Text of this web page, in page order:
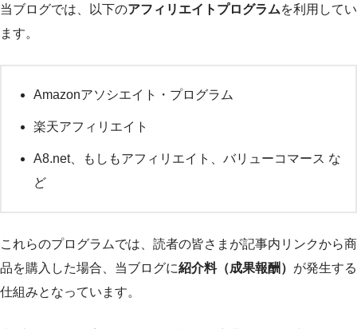
当ブログでは、以下のアフィリエイトプログラムを利用してい
ます。
Amazonアソシエイト・プログラム
楽天アフィリエイト
A8.net、もしもアフィリエイト、バリューコマース な
ど
これらのプログラムでは、読者の皆さまが記事内リンクから商
品を購入した場合、当ブログに紹介料（成果報酬） が発生する
仕組みとなっています。